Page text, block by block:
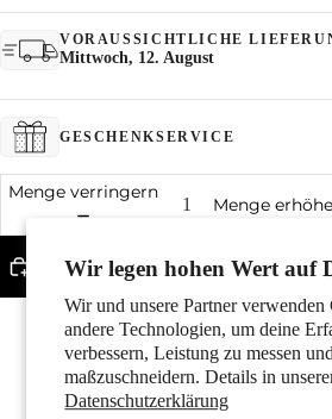
Wir legen hohen Wert auf
Wir und unsere Partner verwenden
andere Technologien, um deine
verbessern, Leistung zu messen
maßzuschneidern. Details in
Datenschutzerklärung
VORAUSSICHTLICHE
Mittwoch, 12. August
GESCHENKSERVICE
Menge verringern
Menge
In den Warenkorb legen
Weitere
Besonders pflegeleicht und
Mit funkelndem Zirkonia
Die Länge ist von 42 bis 47 cm
Kostenlose Lieferung